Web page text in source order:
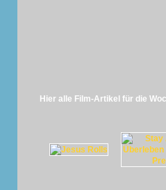
Hier alle Film-Artikel für die